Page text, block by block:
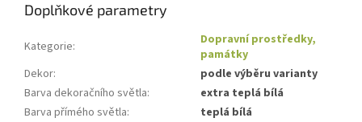
Doplňkové parametry
Kategorie:
Dopravní prostředky,
památky
Dekor:
podle výběru varianty
Barva dekoračního světla:
extra teplá bílá
Barva přímého světla:
teplá bílá